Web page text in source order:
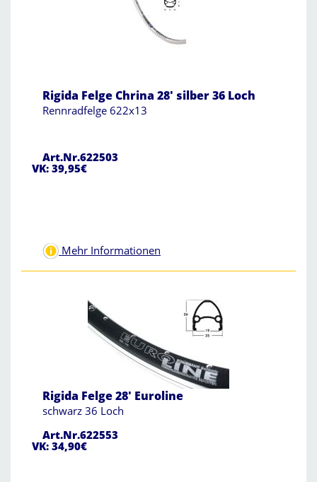
Rigida Felge Chrina 28' silber 36 Loch
Rennradfelge 622x13
Art.Nr.622503
VK: 39,95€
Mehr Informationen
Rigida Felge 28' Euroline
schwarz 36 Loch
Art.Nr.622553
VK: 34,90€